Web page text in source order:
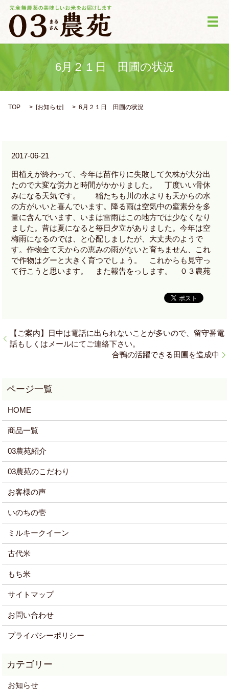
メ
6月２１日 田圃の状況
TOP [お知らせ] 6月２１日 田圃の状況
2017-06-21
田植えが終わって、今年は苗作りに失敗して欠株が大分出
たので大変な労力と時間がかかりました。 丁度いい骨休
みになる天気です。 稲たちも川の水よりも天からの水
の方がいいと喜んでいます。降る雨は空気中の窒素分を多
量に含んでいます、いまは雷雨はこの地方では少なくなり
ました。昔は夏になると毎日夕立がありました。今年は空
梅雨になるのでは、と心配しましたが、大丈夫のようで
す。作物全て天からの恵みの雨がないと育ちません、これ
で作物はグーと大きく育つでしょう。 これからも見守っ
て行こうと思います。 また報告をっします。 ０３農苑
【ご案内】日中は電話に出られないことが多いので、留守番電
話もしくはメールにてご連絡下さい。
合鴨の活躍できる田圃を造成中
HOME
商品一覧
03農苑紹介
03農苑のこだわり
お客様の声
いのちの壱
ミルキークイーン
古代米
もち米
サイトマップ
お問い合わせ
プライバシーポリシー
お知らせ